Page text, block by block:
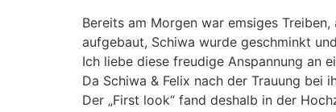
Bereits am Morgen war emsiges
aufgebaut, Schiwa wurde geschminkt
Ich liebe diese freudige Anspannung an
Da Schiwa & Felix nach der Trauung bei
Der „First look“ fand deshalb in der